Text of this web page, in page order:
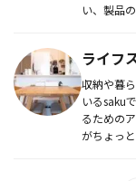
い、製品
ライフ
収納や暮
いるsaku
るための
がちょっ